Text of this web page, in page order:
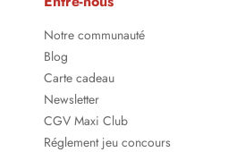
Notre communauté
Blog
Carte cadeau
Newsletter
CGV Maxi Club
Réglement jeu concours